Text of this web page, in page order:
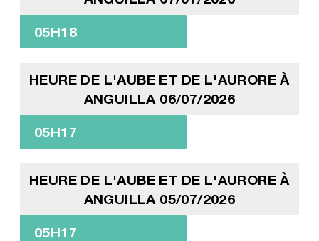
05H18
HEURE DE L'AUBE ET DE L'AURORE À
ANGUILLA 06/07/2026
05H17
HEURE DE L'AUBE ET DE L'AURORE À
ANGUILLA 05/07/2026
05H17